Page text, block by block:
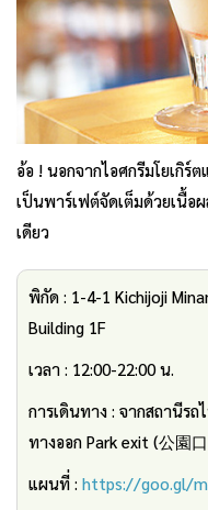
อ้อ ! นอกจากไอศกรีมโยเกิ
เป็นพาร์เฟต์จัดเต็มด้วยเนื้อ
เดียว
พิกัด : 1-4-1 Kichijoji
Building 1F
เวลา : 12:00-22:00 น.
การเดินทาง : จากสถานีรถ
ทางออก Park exit (公園
แผนที่ : https://goo.gl/